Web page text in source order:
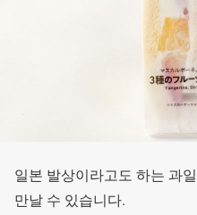
일본 발상이라고도 하는 과
만날 수 있습니다.